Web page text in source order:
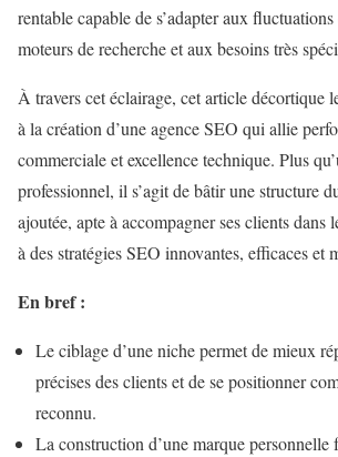
rentable capable de s’adapter aux
moteurs de recherche et aux besoins très
À travers cet éclairage, cet article décortique
à la création d’une agence SEO qui allie
commerciale et excellence technique. Plus
professionnel, il s’agit de bâtir une structure
ajoutée, apte à accompagner ses clients dans
à des stratégies SEO innovantes, efficaces et
En bref :
Le ciblage d’une niche permet de mieux
précises des clients et de se positionner
reconnu.
La construction d’une marque personnelle